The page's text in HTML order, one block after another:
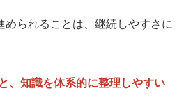
められることは、継続しやすさに
、知識を体系的に整理しやすい